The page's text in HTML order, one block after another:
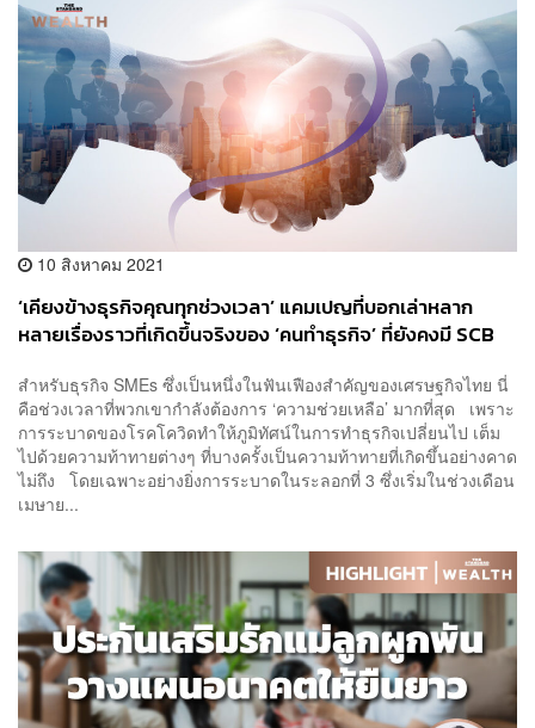
10 สิงหาคม 2021
‘เคียงข้างธุรกิจคุณทุกช่วงเวลา’ แคมเปญที่บอกเล่าหลาก
หลายเรื่องราวที่เกิดขึ้นจริงของ ‘คนทำธุรกิจ’ ที่ยังคงมี SCB
สำหรับธุรกิจ SMEs ซึ่งเป็นหนึ่งในฟันเฟืองสำคัญของเศรษฐกิจไทย นี่
คือช่วงเวลาที่พวกเขากำลังต้องการ ‘ความช่วยเหลือ’ มากที่สุด เพราะ
การระบาดของโรคโควิดทำให้ภูมิทัศน์ในการทำธุรกิจเปลี่ยนไป เต็ม
ไปด้วยความท้าทายต่างๆ ที่บางครั้งเป็นความท้าทายที่เกิดขึ้นอย่างคาด
ไม่ถึง โดยเฉพาะอย่างยิ่งการระบาดในระลอกที่ 3 ซึ่งเริ่มในช่วงเดือน
เมษาย...